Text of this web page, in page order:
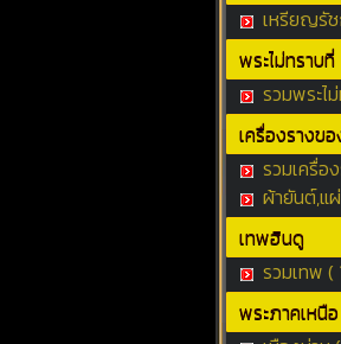
เหรียญรั
พระไม่ทราบที่
รวมพระไ
เครื่องรางข
รวมเครื่อ
ผ้ายันต์,แ
เทพฮินดู
รวมเทพ (
พระภาคเหนือ